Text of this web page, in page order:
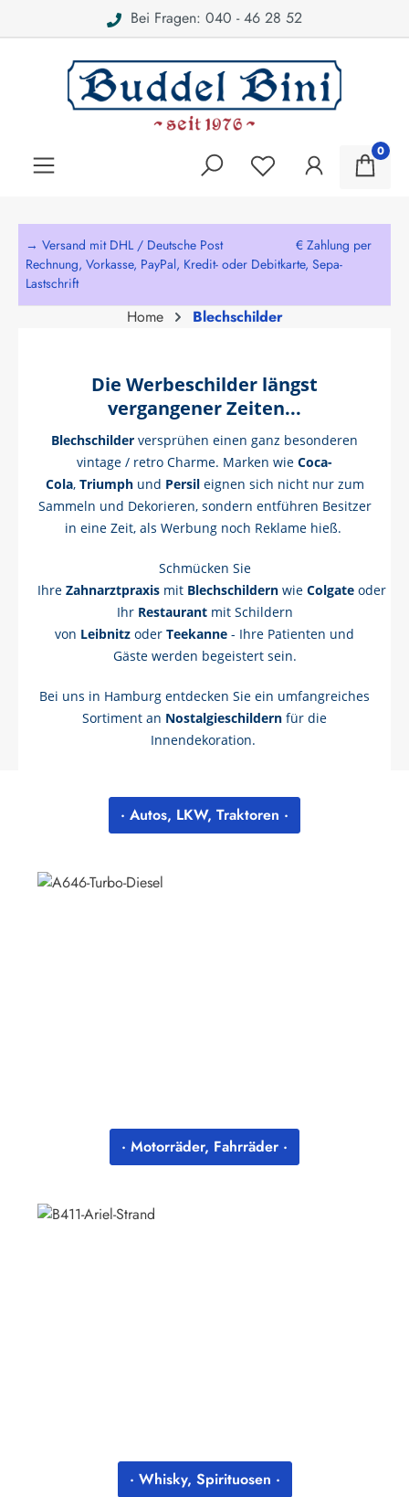
Bei Fragen: 040 - 46 28 52
0
→ Versand mit DHL / Deutsche Post € Zahlung per
Rechnung, Vorkasse, PayPal, Kredit- oder Debitkarte, Sepa-
Lastschrift
Home Blechschilder
Die Werbeschilder längst
vergangener Zeiten...
Blechschilder versprühen einen ganz besonderen
vintage / retro Charme. Marken wie Coca-
Cola, Triumphund Persileignen sich nicht nur zum
Sammeln und Dekorieren, sondern entführen Besitzer
in eine Zeit, als Werbung noch Reklame hieß.
Schmücken Sie
Ihre Zahnarztpraxis mit Blechschildern wie Colgate oder
Ihr Restaurantmit Schildern
von Leibnitz oder Teekanne - Ihre Patienten und
Gäste werden begeistert sein.
Bei uns in Hamburg entdecken Sie ein umfangreiches
Sortiment an Nostalgieschildern für die
Innendekoration.
· Autos, LKW, Traktoren ·
· Motorräder, Fahrräder ·
· Whisky, Spirituosen ·